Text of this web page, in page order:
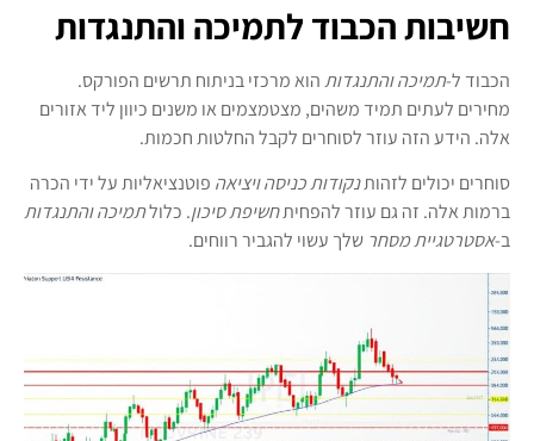
חשיבות הכבוד לתמיכה והתנגדות
הכבוד ל-תמיכה והתנגדותהוא מרכזי בניתוח תרשים הפורקס.
מחירים לעתים תמיד משהים, מצטמצמים או משנים כיוון ליד אזורים
אלה. הידע הזה עוזר לסוחרים לקבל החלטות חכמות.
סוחרים יכולים לזהותנקודות כניסה ויציאה פוטנציאליות על ידי הכרה
ברמות אלה. זה גם עוזר להפחיתחשיפת סיכון. כלולתמיכה והתנגדות
ב-אסטרטגיית מסחר שלך עשוי להגביר רווחים.